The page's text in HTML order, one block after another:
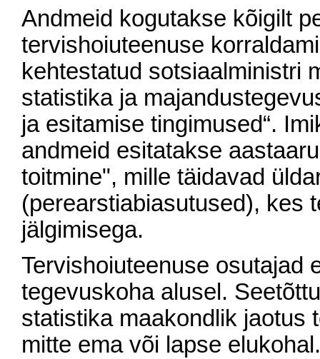
Andmeid kogutakse kõigilt
tervishoiuteenuse
kehtestatud sotsiaalministri
statistika ja
ja esitamise tingimused“.
andmeid esitatakse
toitmine", mille täidavad
(perearstiabiasutused), kes
jälgimisega.
Tervishoiuteenuse osutajad
tegevuskoha alusel.
statistika maakondlik jaotus
mitte ema või lapse elukohal.